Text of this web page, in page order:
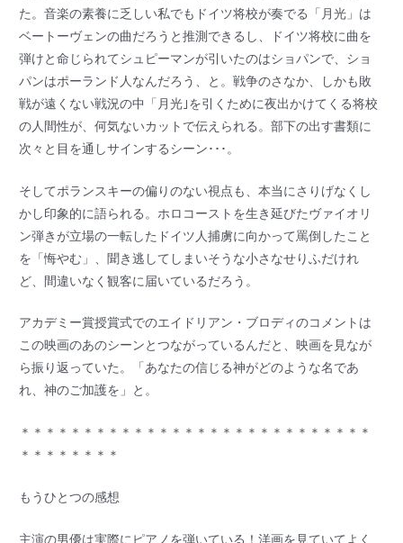
た。音楽の素養に乏しい私でもドイツ将校が奏でる「月光」は
ベートーヴェンの曲だろうと推測できるし、ドイツ将校に曲を
弾けと命じられてシュピーマンが引いたのはショパンで、ショ
パンはポーランド人なんだろう、と。戦争のさなか、しかも敗
戦が遠くない戦況の中「月光｣を引くために夜出かけてくる将校
の人間性が、何気ないカットで伝えられる。部下の出す書類に
次々と目を通しサインするシーン･･･。
そしてポランスキーの偏りのない視点も、本当にさりげなくし
かし印象的に語られる。ホロコーストを生き延びたヴァイオリ
ン弾きが立場の一転したドイツ人捕虜に向かって罵倒したこと
を「悔やむ」、聞き逃してしまいそうな小さなせりふだけれ
ど、間違いなく観客に届いているだろう。
アカデミー賞授賞式でのエイドリアン・ブロディのコメントは
この映画のあのシーンとつながっているんだと、映画を見なが
ら振り返っていた。「あなたの信じる神がどのような名であ
れ、神のご加護を」と。
＊＊＊＊＊＊＊＊＊＊＊＊＊＊＊＊＊＊＊＊＊＊＊＊＊＊＊＊
＊＊＊＊＊＊＊＊
もうひとつの感想
主演の男優は実際にピアノを弾いている！洋画を見ていてよく